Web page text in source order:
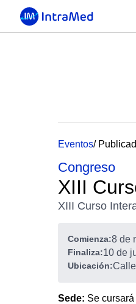
Eventos/
Congreso
XIII
XIII Curso
Comienza:8 de
Finaliza:10 de
Ubicación:
Sede: Se